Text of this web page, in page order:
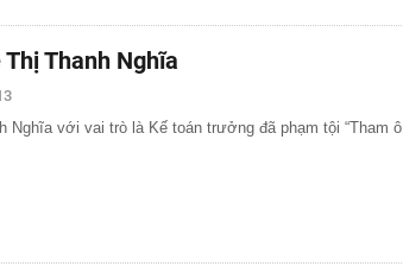
Thanh Nghĩa
Nghĩa với vai trò là Kế toán trưởng đã phạm tội “Tham ô